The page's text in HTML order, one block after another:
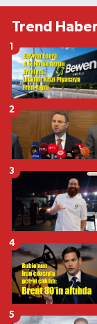
Trend
2
3
4
5